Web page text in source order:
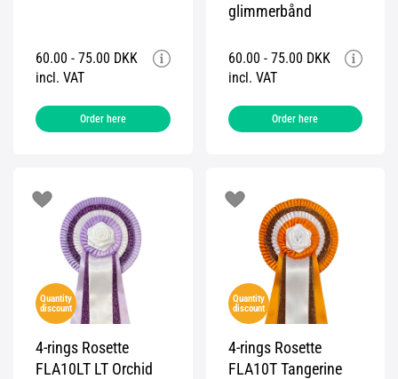
60.00 - 75.00 DKK
incl. VAT
Order here
glimmerbånd
60.00 - 75.00 DKK
incl. VAT
Order here
Quantity
discount
4-rings Rosette
FLA10LT LT Orchid
Quantity
discount
4-rings Rosette
FLA10T Tangerine